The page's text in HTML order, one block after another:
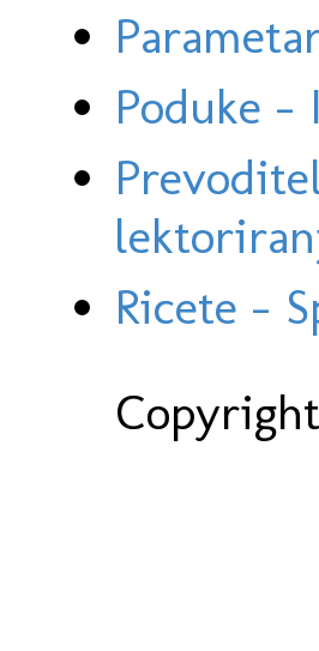
Poduke
Ricete -